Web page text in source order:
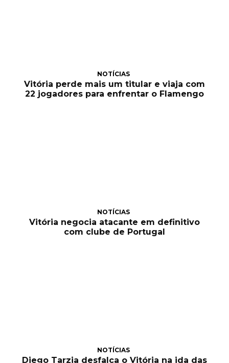
NOTÍCIAS
Vitória perde mais um titular e viaja com
22 jogadores para enfrentar o Flamengo
NOTÍCIAS
Vitória negocia atacante em definitivo
com clube de Portugal
NOTÍCIAS
Diego Tarzia desfalca o Vitória na ida das